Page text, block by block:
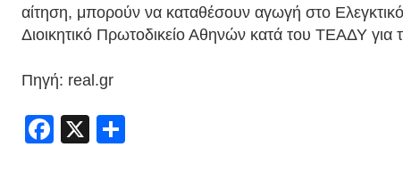
αίτηση, μπορούν να καταθέσουν αγωγή στο
Διοικητικό Πρωτοδικείο Αθηνών κατά του ΤΕΑΔΥ για
Πηγή: real.gr
Facebook
X Share